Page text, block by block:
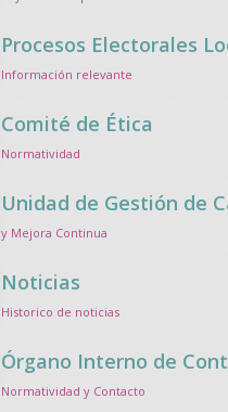
Procesos Electorales
Información relevante
Comité de Ética
Normatividad
Unidad de Gestión de
y Mejora Continua
Noticias
Historico de noticias
Órgano Interno de
Normatividad y Contacto